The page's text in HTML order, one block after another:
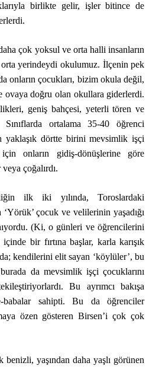
birlikte gelir, işler bitince de
çok yoksul ve orta halli insanların
orta yerindeydi okulumuz. İlçenin pek
onların çocukları, bizim okula değil,
ovaya doğru olan okullara giderlerdi.
geniş bahçesi, yeterli tören ve
ortalama 35-40 öğrenci
yaklaşık dörtte birini mevsimlik işçi
onların gidiş-dönüşlerine göre
veya çoğalırdı.
ilk iki yılında, Toroslardaki
çocuk ve velilerinin yaşadığı
(Ki, o günleri ve öğrencilerini
içinde bir fırtına başlar, karla karışık
kendilerini elit sayan ‘köylüler’, bu
da mevsimlik işçi çocuklarını
Bu ayrımcı bakışa
babalar sahipti. Bu da öğrenciler
özen gösteren Birsen’i çok çok
yaşından daha yaşlı görünen